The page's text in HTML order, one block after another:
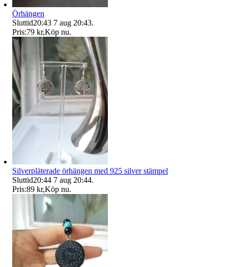
Örhängen
Sluttid20:43 7 aug 20:43.
Pris:79 kr,Köp nu.
Silverpläterade örhängen med 925 silver stämpel
Sluttid20:44 7 aug 20:44.
Pris:89 kr,Köp nu.